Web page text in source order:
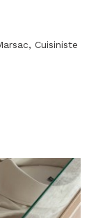
Cuisiniste